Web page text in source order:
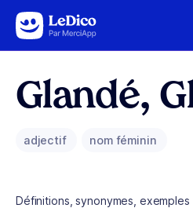
Aller au contenu
Glandé,
adjectif nom féminin
Définitions, synonymes, exemples